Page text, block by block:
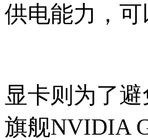
供电能力，
显卡则为了
旗舰NVIDIA